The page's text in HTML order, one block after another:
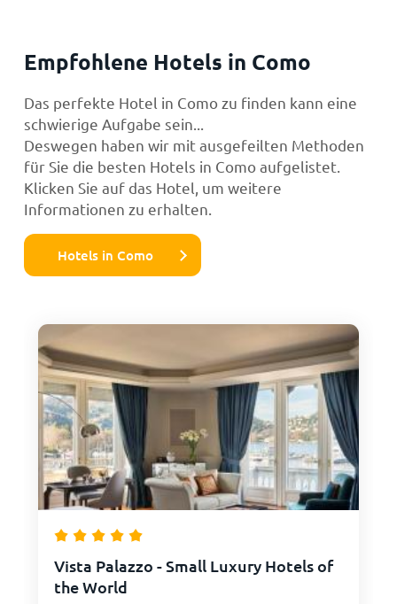
Empfohlene Hotels in Como
Das perfekte Hotel in Como zu finden kann eine
schwierige Aufgabe sein...
Deswegen haben wir mit ausgefeilten Methoden
für Sie die besten Hotels in Como aufgelistet.
Klicken Sie auf das Hotel, um weitere
Informationen zu erhalten.
Hotels in Como
Vista Palazzo - Small Luxury Hotels of
the World